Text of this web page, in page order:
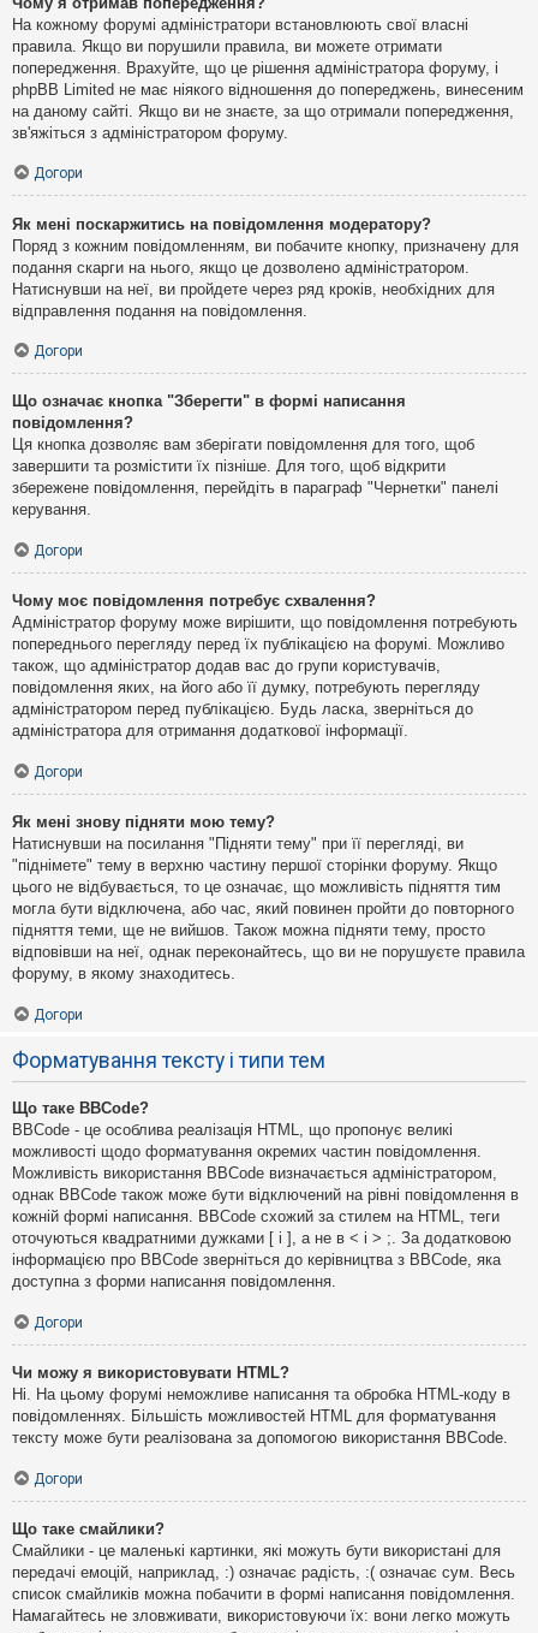
На кожному форумі адміністратори встановлюють свої власні
правила. Якщо ви порушили правила, ви можете отримати
попередження. Врахуйте, що це рішення адміністратора форуму, і
phpBB Limited не має ніякого відношення до попереджень, винесеним
на даному сайті. Якщо ви не знаєте, за що отримали попередження,
зв'яжіться з адміністратором форуму.
Догори
Як мені поскаржитись на повідомлення модератору?
Поряд з кожним повідомленням, ви побачите кнопку, призначену для
подання скарги на нього, якщо це дозволено адміністратором.
Натиснувши на неї, ви пройдете через ряд кроків, необхідних для
відправлення подання на повідомлення.
Догори
Що означає кнопка "Зберегти" в формі написання
повідомлення?
Ця кнопка дозволяє вам зберігати повідомлення для того, щоб
завершити та розмістити їх пізніше. Для того, щоб відкрити
збережене повідомлення, перейдіть в параграф "Чернетки" панелі
керування.
Догори
Чому моє повідомлення потребує схвалення?
Адміністратор форуму може вирішити, що повідомлення потребують
попереднього перегляду перед їх публікацією на форумі. Можливо
також, що адміністратор додав вас до групи користувачів,
повідомлення яких, на його або її думку, потребують перегляду
адміністратором перед публікацією. Будь ласка, зверніться до
адміністратора для отримання додаткової інформації.
Догори
Як мені знову підняти мою тему?
Натиснувши на посилання "Підняти тему" при її перегляді, ви
"піднімете" тему в верхню частину першої сторінки форуму. Якщо
цього не відбувається, то це означає, що можливість підняття тим
могла бути відключена, або час, який повинен пройти до повторного
підняття теми, ще не вийшов. Також можна підняти тему, просто
відповівши на неї, однак переконайтесь, що ви не порушуєте правила
форуму, в якому знаходитесь.
Догори
Форматування тексту і типи тем
Що таке BBCode?
BBCode - це особлива реалізація HTML, що пропонує великі
можливості щодо форматування окремих частин повідомлення.
Можливість використання BBCode визначається адміністратором,
однак BBCode також може бути відключений на рівні повідомлення в
кожній формі написання. BBCode схожий за стилем на HTML, теги
оточуються квадратними дужками [ і ], а не в < і > ;. За додатковою
інформацією про BBCode зверніться до керівництва з BBCode, яка
доступна з форми написання повідомлення.
Догори
Чи можу я використовувати HTML?
Ні. На цьому форумі неможливе написання та обробка HTML-коду в
повідомленнях. Більшість можливостей HTML для форматування
тексту може бути реалізована за допомогою використання BBCode.
Догори
Що таке смайлики?
Смайлики - це маленькі картинки, які можуть бути використані для
передачі емоцій, наприклад, :) означає радість, :( означає сум. Весь
список смайликів можна побачити в формі написання повідомлення.
Намагайтесь не зловживати, використовуючи їх: вони легко можуть